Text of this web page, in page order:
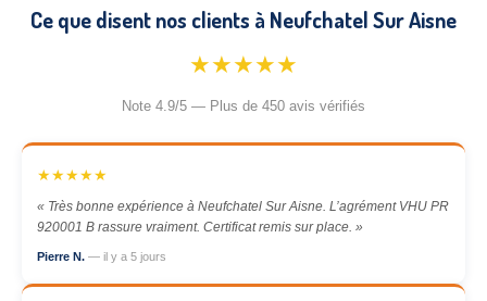
Ce que disent nos clients à Neufchatel Sur Aisne
★★★★★
Note 4.9/5 — Plus de 450 avis vérifiés
★★★★★
« Très bonne expérience à Neufchatel Sur Aisne. L’agrément VHU PR
920001 B rassure vraiment. Certificat remis sur place. »
Pierre N. — il y a 5 jours